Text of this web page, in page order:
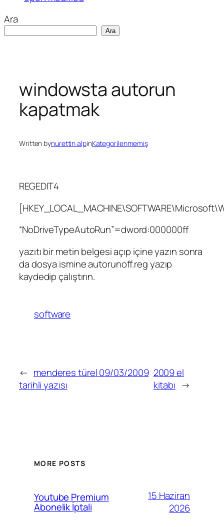
Ara
Ara
windowsta autorun
kapatmak
Written bynurettin alpinKategorilenmemiş
REGEDIT4
“NoDriveTypeAutoRun”=dword:000000ff
yazıtı bir metin belgesi açıp içine yazın sonra
da dosya ismine autorunoff.reg yazıp
kaydedip çalıştırın.
software
← menderes türel 09/03/2009
tarihli yazısı
2009 el
kitabı →
MORE POSTS
Youtube Premium
Abonelik İptali
15 Haziran
2026